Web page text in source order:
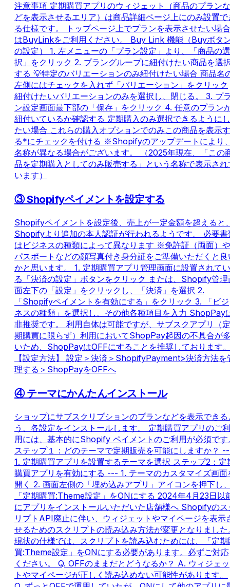
注意事項 定期購買アプリのウィジェット（商品のプランな
どを表示させるエリア）は商品詳細ページ上にのみ設置で
る仕様です。 トップページ上でプランを表示させたい場合
はBuyLinkをご利用ください。 Buy Link 機能（Buyボタ
の設定） 1. 左メニューの「プラン設定」より、「商品の選
択」をクリック 2. プラングループに紐付けたい商品を選
する 💡特定のバリエーションのみ紐付けたい場合 商品名
左側にはチェックを入れず「バリエーション」をクリック
紐付けたいバリエーションのみを選択し、閉じる。 3. プ
ン設定画面最下部の「保存」をクリック 4. 任意のプラン
紐付いているか確認する 定期購入のみ選択できるようにし
たい場合 これらの購入オプションでのみこの商品を表示す
る*にチェックを付ける ※Shopifyのアップデートにより
名称が異なる場合がございます。 （2025年現在、「この
品を定期購入としてのみ販売する」という名称で表示され
います）
③ Shopifyペイメントを設定する
Shopifyペイメントを設定後、売上が一定金額を超えると
Shopifyより追加の本人認証が行われるようです。 必要書
はビジネスの種類によって異なります ※免許証（両面）や
パスポートなどの顔写真付き身分証をご準備いただくと良
かと思います。 1. 定期購買アプリ管理画面に設置されてい
る「決済の設定」ボタンをクリック または、Shopify管理
面左下の「設定」をクリックし、「決済」を選択 2.
「Shopifyペイメントを有効にする」をクリック 3. 「ビジ
ネスの種類」を選択し、その他各種項目を入力 ShopPay
非推奨です。 利用自体は可能ですが、サブスクアプリ（定
期購買に限らず）利用においてShopPay起因の不具合が
いため、ShopPayはOFFにすることを推奨しております
【設定方法】 設定＞決済＞ShopifyPayment>決済方法を
理する＞ShopPayをOFFへ
④ テーマにかんたんインストール
ショップにサブスクリプションのプランなどを表示できる
う、各設定をインストールします。 定期購買アプリのご利
用には、基本的にShopify ペイメントのご利用が必須です
ステップ１：どのテーマで定期販売を可能にしますか？
1. 定期購買アプリを設置するテーマを選択 ステップ2：定
購買アプリを有効にする --- 1. テーマのカスタマイズ画面
開く 2. 画面左側の「埋め込みアプリ」アイコンを押下し
「定期購買:Theme設定」をONにする 2024年4月23日以
にアプリをインストールいただいた店舗様へ Shopifyのス
リプトAPI廃止に伴い、ウィジェットやマイページを表示
せるためのスクリプトの読み込み方法が変更となりました
現状の仕様では、スクリプトを読み込むためには、「定期
買:Theme設定」をONにする必要があります。必ずご対応
ください。 Q. OFFのままだとどうなるか？ A. ウィジェッ
トやマイページが正しく読み込めない可能性があります。